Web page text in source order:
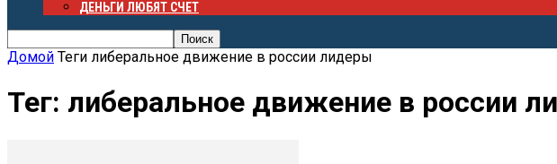
ДЕНЬГИ ЛЮБЯТ СЧЕТ
Домой Теги либеральное движение в россии лидеры
Тег: либеральное движение в россии